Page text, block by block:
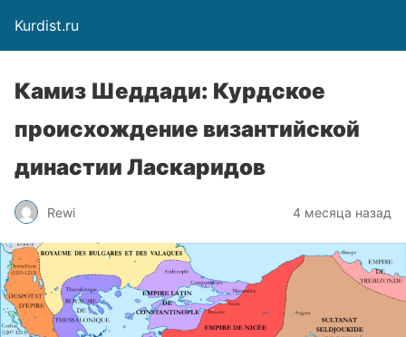
Kurdist.ru
Камиз Шеддади: Курдское
происхождение византийской
династии Ласкаридов
Rewi 4 месяца назад